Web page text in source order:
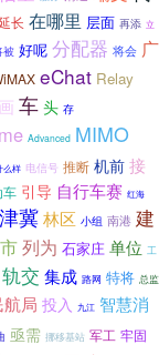
长 在哪里 层面 再添 立
被 好呢 分配器 将会 广
eChat Relay
画 车头 存
Advanced MIMO
么样 电信号 推断 机前 接
车 引导 自行车赛 红海
冀林区 小组 南港 建
列为 石家庄 单位 工
轨交 集成 路网 特将 总监
航局 投入 九江 智慧消
亟需 挪移基站 军工 牢固